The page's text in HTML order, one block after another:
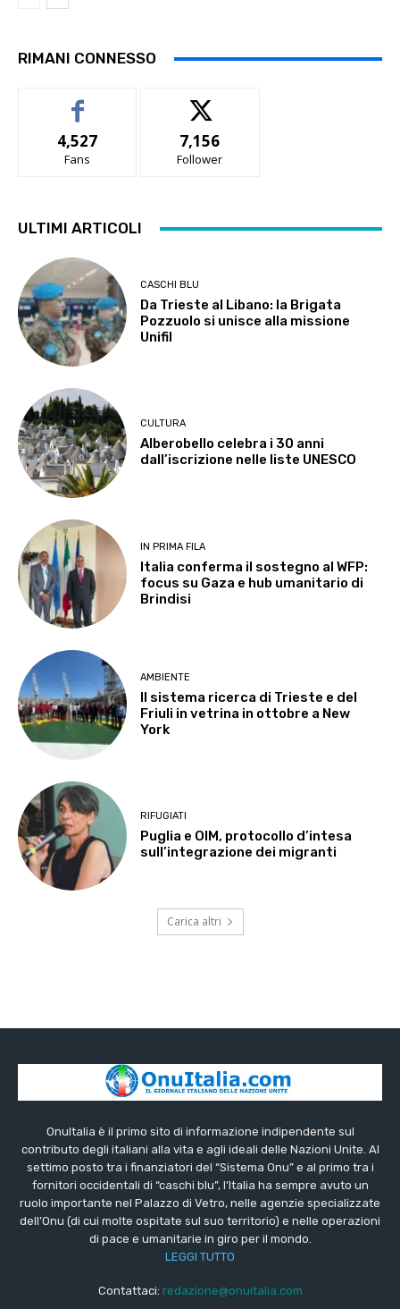
RIMANI CONNESSO
4,527
Fans
7,156
Follower
ULTIMI ARTICOLI
CASCHI BLU
Da Trieste al Libano: la Brigata
Pozzuolo si unisce alla missione
Unifil
CULTURA
Alberobello celebra i 30 anni
dall’iscrizione nelle liste UNESCO
IN PRIMA FILA
Italia conferma il sostegno al WFP:
focus su Gaza e hub umanitario di
Brindisi
AMBIENTE
Il sistema ricerca di Trieste e del
Friuli in vetrina in ottobre a New
York
RIFUGIATI
Puglia e OIM, protocollo d’intesa
sull’integrazione dei migranti
Carica altri
OnuItalia è il primo sito di informazione indipendente sul
contributo degli italiani alla vita e agli ideali delle Nazioni Unite. Al
settimo posto tra i finanziatori del “Sistema Onu” e al primo tra i
fornitori occidentali di “caschi blu”, l’Italia ha sempre avuto un
ruolo importante nel Palazzo di Vetro, nelle agenzie specializzate
dell’Onu (di cui molte ospitate sul suo territorio) e nelle operazioni
di pace e umanitarie in giro per il mondo.
LEGGI TUTTO
Contattaci: redazione@onuitalia.com